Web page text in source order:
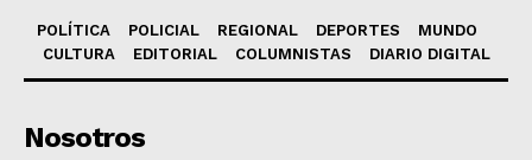
POLÍTICA POLICIAL REGIONAL DEPORTES
MUNDO
CULTURA
EDITORIAL COLUMNISTAS DIARIO DIGITAL
Nosotros